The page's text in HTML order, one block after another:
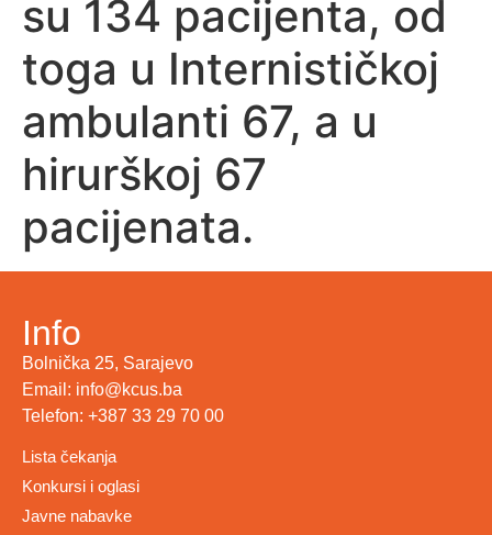
su 134 pacijenta, od
toga u Internističkoj
ambulanti 67, a u
hirurškoj 67
pacijenata.
Info
Bolnička 25, Sarajevo
Email: info@kcus.ba
Telefon: +387 33 29 70 00
Lista čekanja
Konkursi i oglasi
Javne nabavke